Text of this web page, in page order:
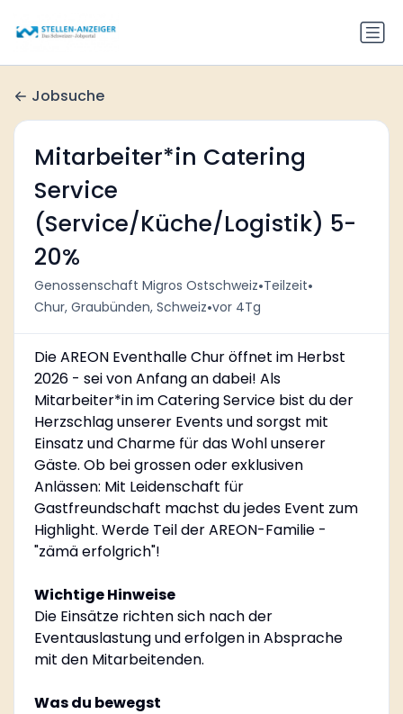
Jobsuche
Mitarbeiter*in Catering
Service
(Service/Küche/Logistik) 5-
20%
Genossenschaft Migros Ostschweiz•Teilzeit•
Chur, Graubünden, Schweiz•vor 4Tg
Die AREON Eventhalle Chur öffnet im Herbst
2026 - sei von Anfang an dabei! Als
Mitarbeiter*in im Catering Service bist du der
Herzschlag unserer Events und sorgst mit
Einsatz und Charme für das Wohl unserer
Gäste. Ob bei grossen oder exklusiven
Anlässen: Mit Leidenschaft für
Gastfreundschaft machst du jedes Event zum
Highlight. Werde Teil der AREON-Familie -
"zämä erfolgrich"!
Wichtige Hinweise
Die Einsätze richten sich nach der
Eventauslastung und erfolgen in Absprache
mit den Mitarbeitenden.
Was du bewegst